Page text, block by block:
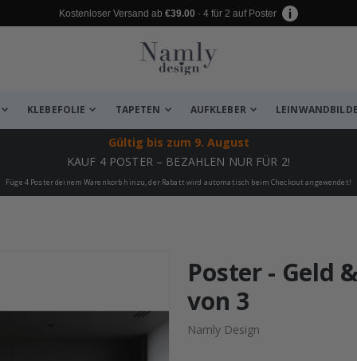
Kostenloser Versand ab €39.00 · 4 für 2 auf Poster
KLEBEFOLIE TAPETEN AUFKLEBER
Gültig bis zum 9. August
KAUF 4 POSTER – BEZAHLEN NUR FÜR 2!
Füge 4 Poster deinem Warenkorb hinzu, der Rabatt wird automatisch beim Checkout angewendet!
Poster - Geld
von 3
Namly Design